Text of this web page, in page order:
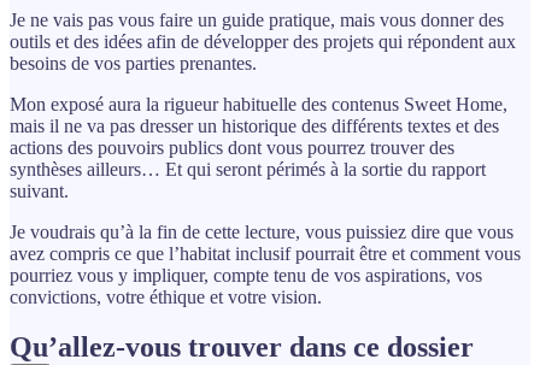
Je ne vais pas vous faire un guide pratique, mais vous donner des
outils et des idées afin de développer des projets qui répondent aux
besoins de vos parties prenantes.
Mon exposé aura la rigueur habituelle des contenus Sweet Home,
mais il ne va pas dresser un historique des différents textes et des
actions des pouvoirs publics dont vous pourrez trouver des
synthèses ailleurs… Et qui seront périmés à la sortie du rapport
suivant.
Je voudrais qu’à la fin de cette lecture, vous puissiez dire que vous
avez compris ce que l’habitat inclusif pourrait être et comment vous
pourriez vous y impliquer, compte tenu de vos aspirations, vos
convictions, votre éthique et votre vision.
Qu’allez-vous trouver dans ce dossier